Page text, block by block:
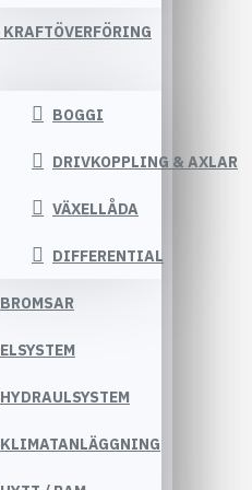
KRAFTÖVERFÖRING
BOGGI
DRIVKOPPLING & AXLAR
VÄXELLÅDA
DIFFERENTIAL
BROMSAR
ELSYSTEM
HYDRAULSYSTEM
KLIMATANLÄGGNING